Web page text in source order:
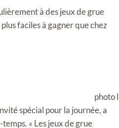
à des jeux de grue
faciles à gagner que chez
spécial pour la journée, a
« Les jeux de grue